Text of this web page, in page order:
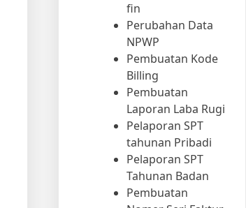
fin
Perubahan Data
NPWP
Pembuatan Kode
Billing
Pembuatan
Laporan Laba Rugi
Pelaporan SPT
tahunan Pribadi
Pelaporan SPT
Tahunan Badan
Pembuatan